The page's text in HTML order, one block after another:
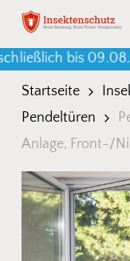
Skip
main
content
bis 09.08.26 –
Startseite
Pendeltüren
Anlage, Front-/